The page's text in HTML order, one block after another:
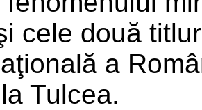
cele două
a
Tulcea.